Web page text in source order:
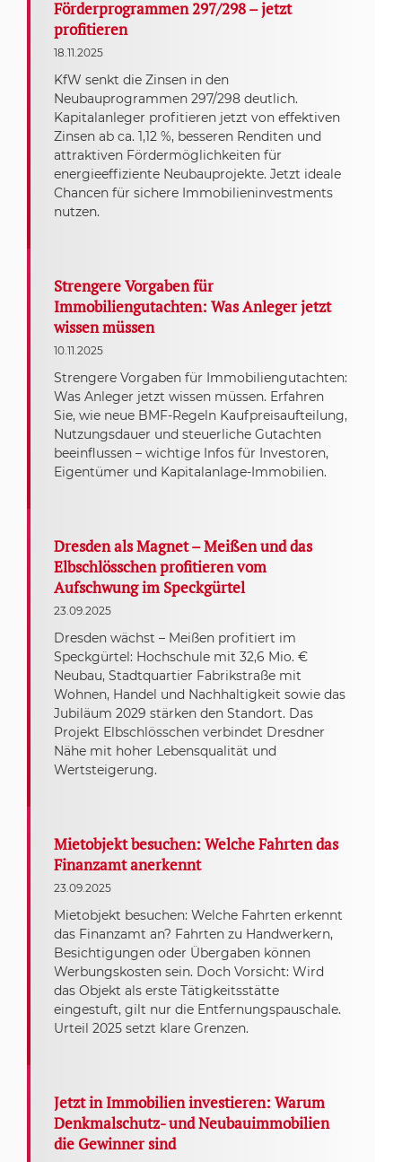
Förderprogrammen 297/298 – jetzt
profitieren
18.11.2025
KfW senkt die Zinsen in den
Neubauprogrammen 297/298 deutlich.
Kapitalanleger profitieren jetzt von effektiven
Zinsen ab ca. 1,12 %, besseren Renditen und
attraktiven Fördermöglichkeiten für
energieeffiziente Neubauprojekte. Jetzt ideale
Chancen für sichere Immobilieninvestments
nutzen.
Strengere Vorgaben für
Immobiliengutachten: Was Anleger jetzt
wissen müssen
10.11.2025
Strengere Vorgaben für Immobiliengutachten:
Was Anleger jetzt wissen müssen. Erfahren
Sie, wie neue BMF-Regeln Kaufpreisaufteilung,
Nutzungsdauer und steuerliche Gutachten
beeinflussen – wichtige Infos für Investoren,
Eigentümer und Kapitalanlage-Immobilien.
Dresden als Magnet – Meißen und das
Elbschlösschen profitieren vom
Aufschwung im Speckgürtel
23.09.2025
Dresden wächst – Meißen profitiert im
Speckgürtel: Hochschule mit 32,6 Mio. €
Neubau, Stadtquartier Fabrikstraße mit
Wohnen, Handel und Nachhaltigkeit sowie das
Jubiläum 2029 stärken den Standort. Das
Projekt Elbschlösschen verbindet Dresdner
Nähe mit hoher Lebensqualität und
Wertsteigerung.
Mietobjekt besuchen: Welche Fahrten das
Finanzamt anerkennt
23.09.2025
Mietobjekt besuchen: Welche Fahrten erkennt
das Finanzamt an? Fahrten zu Handwerkern,
Besichtigungen oder Übergaben können
Werbungskosten sein. Doch Vorsicht: Wird
das Objekt als erste Tätigkeitsstätte
eingestuft, gilt nur die Entfernungspauschale.
Urteil 2025 setzt klare Grenzen.
Jetzt in Immobilien investieren: Warum
Denkmalschutz- und Neubauimmobilien
die Gewinner sind